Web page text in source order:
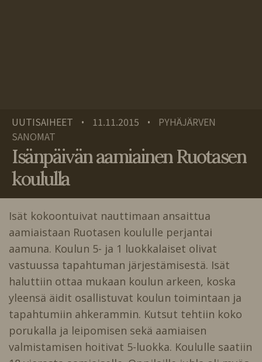
UUTISAIHEET • 11.11.2015 •
PYHÄJÄRVEN
SANOMAT
Isänpäivän aamiainen Ruotasen
koululla
Isät kokoontuivat nauttimaan ansaittua
aamiaistaan Ruotasen koululle perjantai
aamuna. Koulun 5- ja 1 luokkalaiset olivat
vastuussa tapahtuman järjestämisestä. Isät
haluttiin ottaa mukaan koulun arkeen, koska
yleensä äidit osallistuvat koulun toimintaan ja
tapahtumiin ahkerammin. Kutsut tehtiin koko
porukalla ja leipomisen sekä aamiaisen
valmistamisen hoitivat 5-luokka. Koululle saatiin